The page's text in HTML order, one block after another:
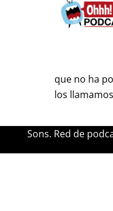
que no ha
los
Sons. Red de